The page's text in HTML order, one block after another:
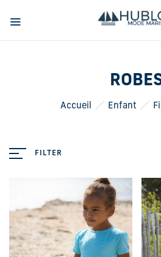
Accueil Enfant
FILTER
Panneau de gestion des cookies